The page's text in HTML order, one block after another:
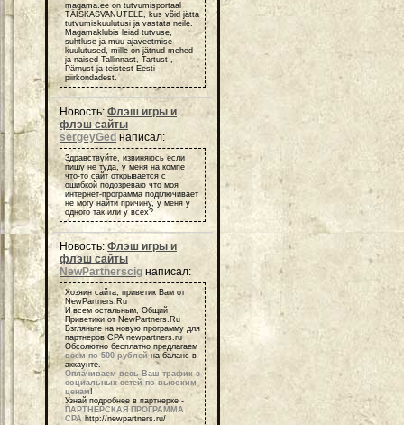
magama.ee on tutvumisportaal
TÄISKASVANUTELE, kus võid jätta
tutvumiskuulutusi ja vastata neile.
Magamaklubis leiad tutvuse,
suhtluse ja muu ajaveetmise
kuulutused, mille on jätnud mehed
ja naised Tallinnast, Tartust ,
Pärnust ja teistest Eesti
piirkondadest.
Новость:Флэш игры и
флэш сайты
sergeyGed написал:
Здравствуйте, извиняюсь если
пишу не туда, у меня на компе
что-то сайт открывается с
ошибкой подозреваю что моя
интернет-программа подглючивает
не могу найти причину, у меня у
одного так или у всех?
Новость: Флэш игры и
флэш сайты
NewPartnerscig написал:
Хозяин сайта, приветик Вам от
NewPartners.Ru
И всем остальным, Общий
Приветики от NewPartners.Ru
Взгляньте на новую программу для
партнеров СРА newpartners.ru
Обсолютно бесплатно предлагаем
всем по 500 рублей на баланс в
аккаунте.
Оплачиваем весь Ваш трафик с
социальных сетей по высоким
ценам!
Узнай подробнее в партнерке -
ПАРТНЕРСКАЯ ПРОГРАММА
СРА http://newpartners.ru/